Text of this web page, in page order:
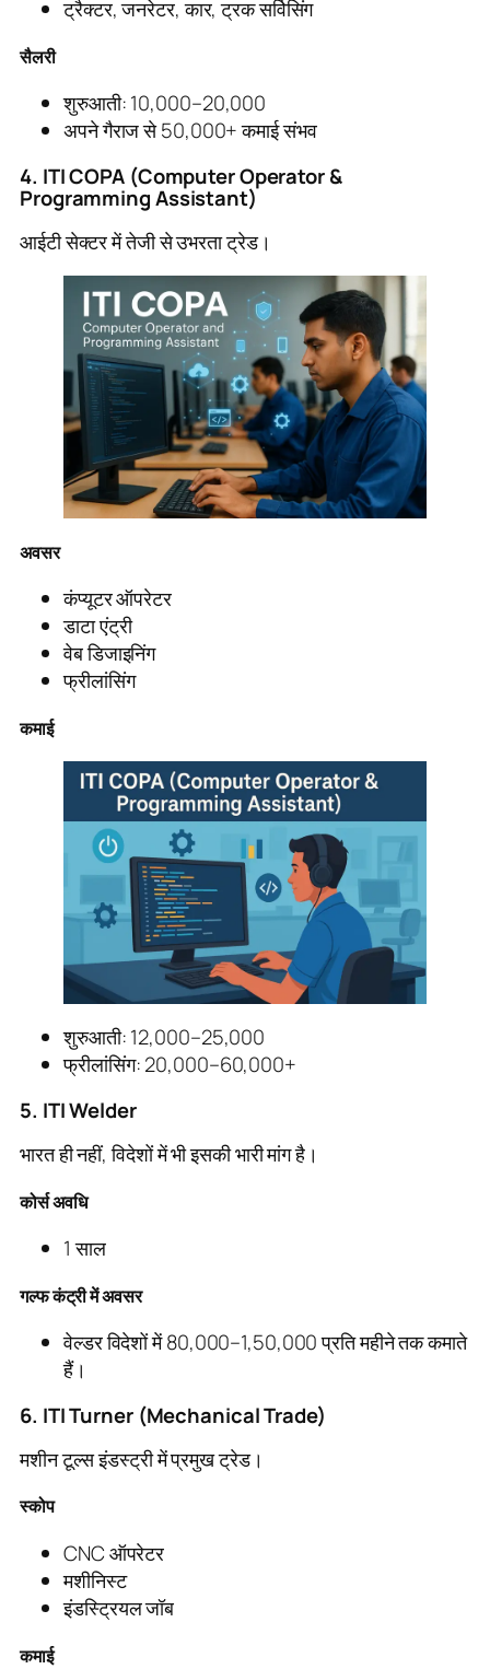
ट्रैक्टर, जनरेटर, कार, ट्रक सर्विसिंग
सैलरी
शुरुआती: 10,000–20,000
अपने गैराज से 50,000+ कमाई संभव
4. ITI COPA (Computer Operator &
Programming Assistant)
आईटी सेक्टर में तेजी से उभरता ट्रेड।
अवसर
कंप्यूटर ऑपरेटर
डाटा एंट्री
वेब डिजाइनिंग
फ्रीलांसिंग
कमाई
शुरुआती: 12,000–25,000
फ्रीलांसिंग: 20,000–60,000+
5. ITI Welder
भारत ही नहीं, विदेशों में भी इसकी भारी मांग है।
कोर्स अवधि
1 साल
गल्फ कंट्री में अवसर
वेल्डर विदेशों में 80,000–1,50,000 प्रति महीने तक कमाते
हैं।
6. ITI Turner (Mechanical Trade)
मशीन टूल्स इंडस्ट्री में प्रमुख ट्रेड।
स्कोप
CNC ऑपरेटर
मशीनिस्ट
इंडस्ट्रियल जॉब
कमाई